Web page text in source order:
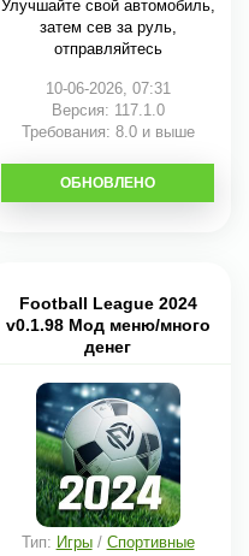
Улучшайте свой автомобиль,
затем сев за руль,
отправляйтесь
10-06-2026, 07:31
Версия: 117.1.0
Требования: 8.0 и выше
СКАЧАТЬ
ОБНОВЛЕНО
Football League 2024
v0.1.98 Мод меню/много
денег
Тип: Игры/ Спортивные